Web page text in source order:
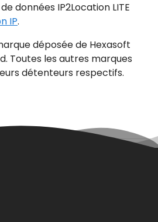
données IP2Location LITE
IP.
déposée de Hexasoft
Toutes les autres marques
détenteurs respectifs.